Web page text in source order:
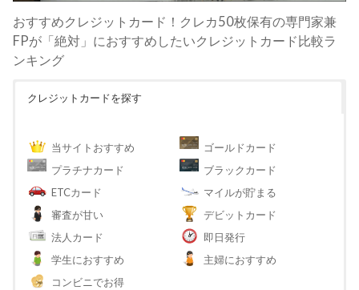
おすすめクレジットカード！クレカ50枚保有の専門家兼
FPが「絶対」におすすめしたいクレジットカード比較ラ
ンキング
クレジットカードを探す
当サイトおすすめ
ゴールドカード
プラチナカード
ブラックカード
ETCカード
マイルが貯まる
審査が甘い
デビットカード
法人カード
即日発行
学生におすすめ
主婦におすすめ
コンビニでお得